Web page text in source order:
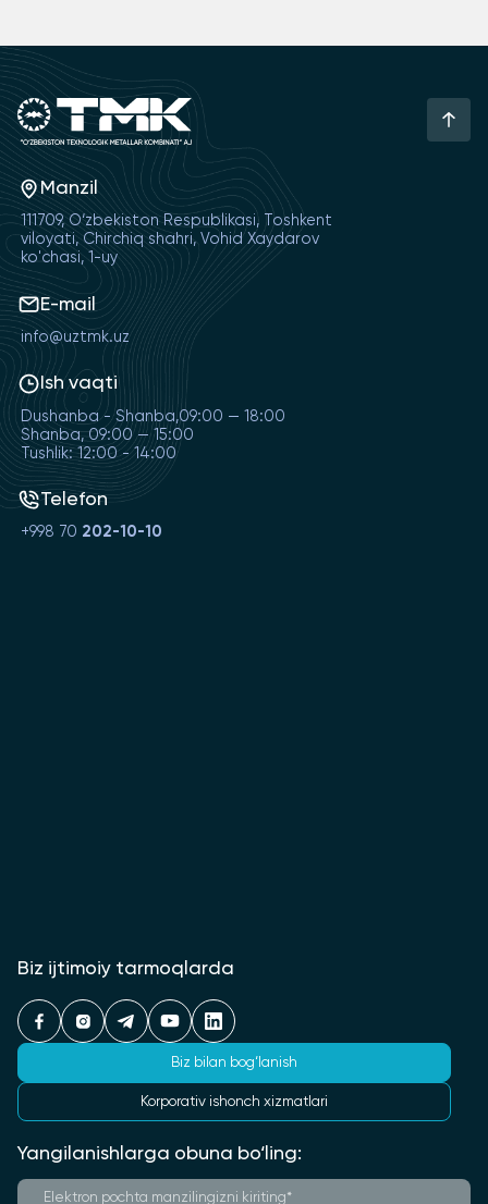
Manzil
111709, O‘zbekiston Respublikasi, Toshkent
viloyati, Chirchiq shahri, Vohid Xaydarov
ko'chasi, 1-uy
E-mail
info@uztmk.uz
Ish vaqti
Dushanba - Shanba,09:00 — 18:00
Shanba, 09:00 — 15:00
Tushlik: 12:00 - 14:00
Telefon
+998 70 202-10-10
Biz ijtimoiy tarmoqlarda
Biz bilan bog‘lanish
Korporativ ishonch xizmatlari
Yangilanishlarga obuna bo‘ling: